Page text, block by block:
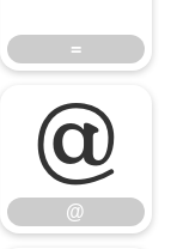
=
@
@